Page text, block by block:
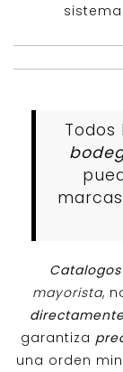
marcas
mayorista,
garantiza
una orden